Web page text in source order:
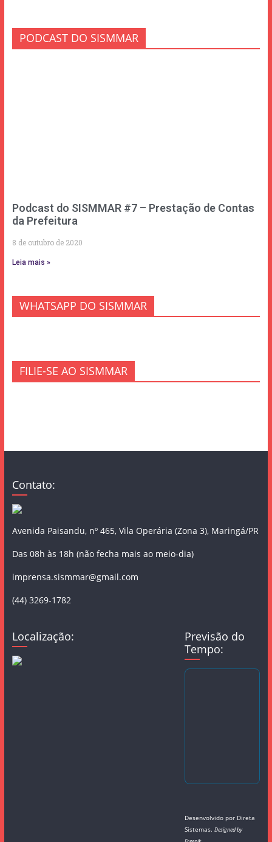
PODCAST DO SISMMAR
Podcast do SISMMAR #7 – Prestação de Contas
da Prefeitura
8 de outubro de 2020
Leia mais »
WHATSAPP DO SISMMAR
FILIE-SE AO SISMMAR
Contato:
Avenida Paisandu, nº 465, Vila Operária (Zona 3), Maringá/PR
Das 08h às 18h (não fecha mais ao meio-dia)
imprensa.sismmar@gmail.com
(44) 3269-1782
Localização:
Previsão do
Tempo:
Desenvolvido por Direta
Sistemas.Designed by